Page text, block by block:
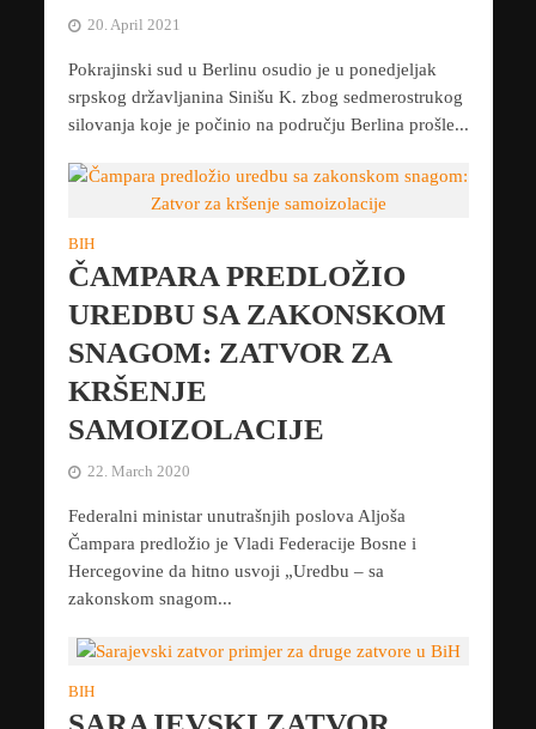
20. April 2021
Pokrajinski sud u Berlinu osudio je u ponedjeljak
srpskog državljanina Sinišu K. zbog sedmerostrukog
silovanja koje je počinio na području Berlina prošle...
BIH
ČAMPARA PREDLOŽIO
UREDBU SA ZAKONSKOM
SNAGOM: ZATVOR ZA
KRŠENJE
SAMOIZOLACIJE
22. March 2020
Federalni ministar unutrašnjih poslova Aljoša
Čampara predložio je Vladi Federacije Bosne i
Hercegovine da hitno usvoji „Uredbu – sa
zakonskom snagom...
BIH